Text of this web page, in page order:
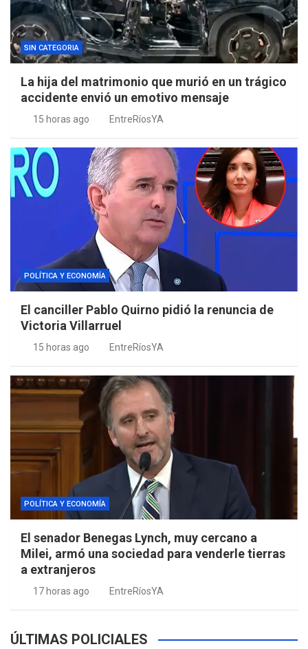
SIN CATEGORIA
La hija del matrimonio que murió en un trágico
accidente envió un emotivo mensaje
15 horas ago EntreRíosYA
POLÍTICA Y ECONOMÍA
El canciller Pablo Quirno pidió la renuncia de
Victoria Villarruel
15 horas ago EntreRíosYA
POLÍTICA Y ECONOMÍA
El senador Benegas Lynch, muy cercano a
Milei, armó una sociedad para venderle tierras
a extranjeros
17 horas ago EntreRíosYA
ÚLTIMAS POLICIALES